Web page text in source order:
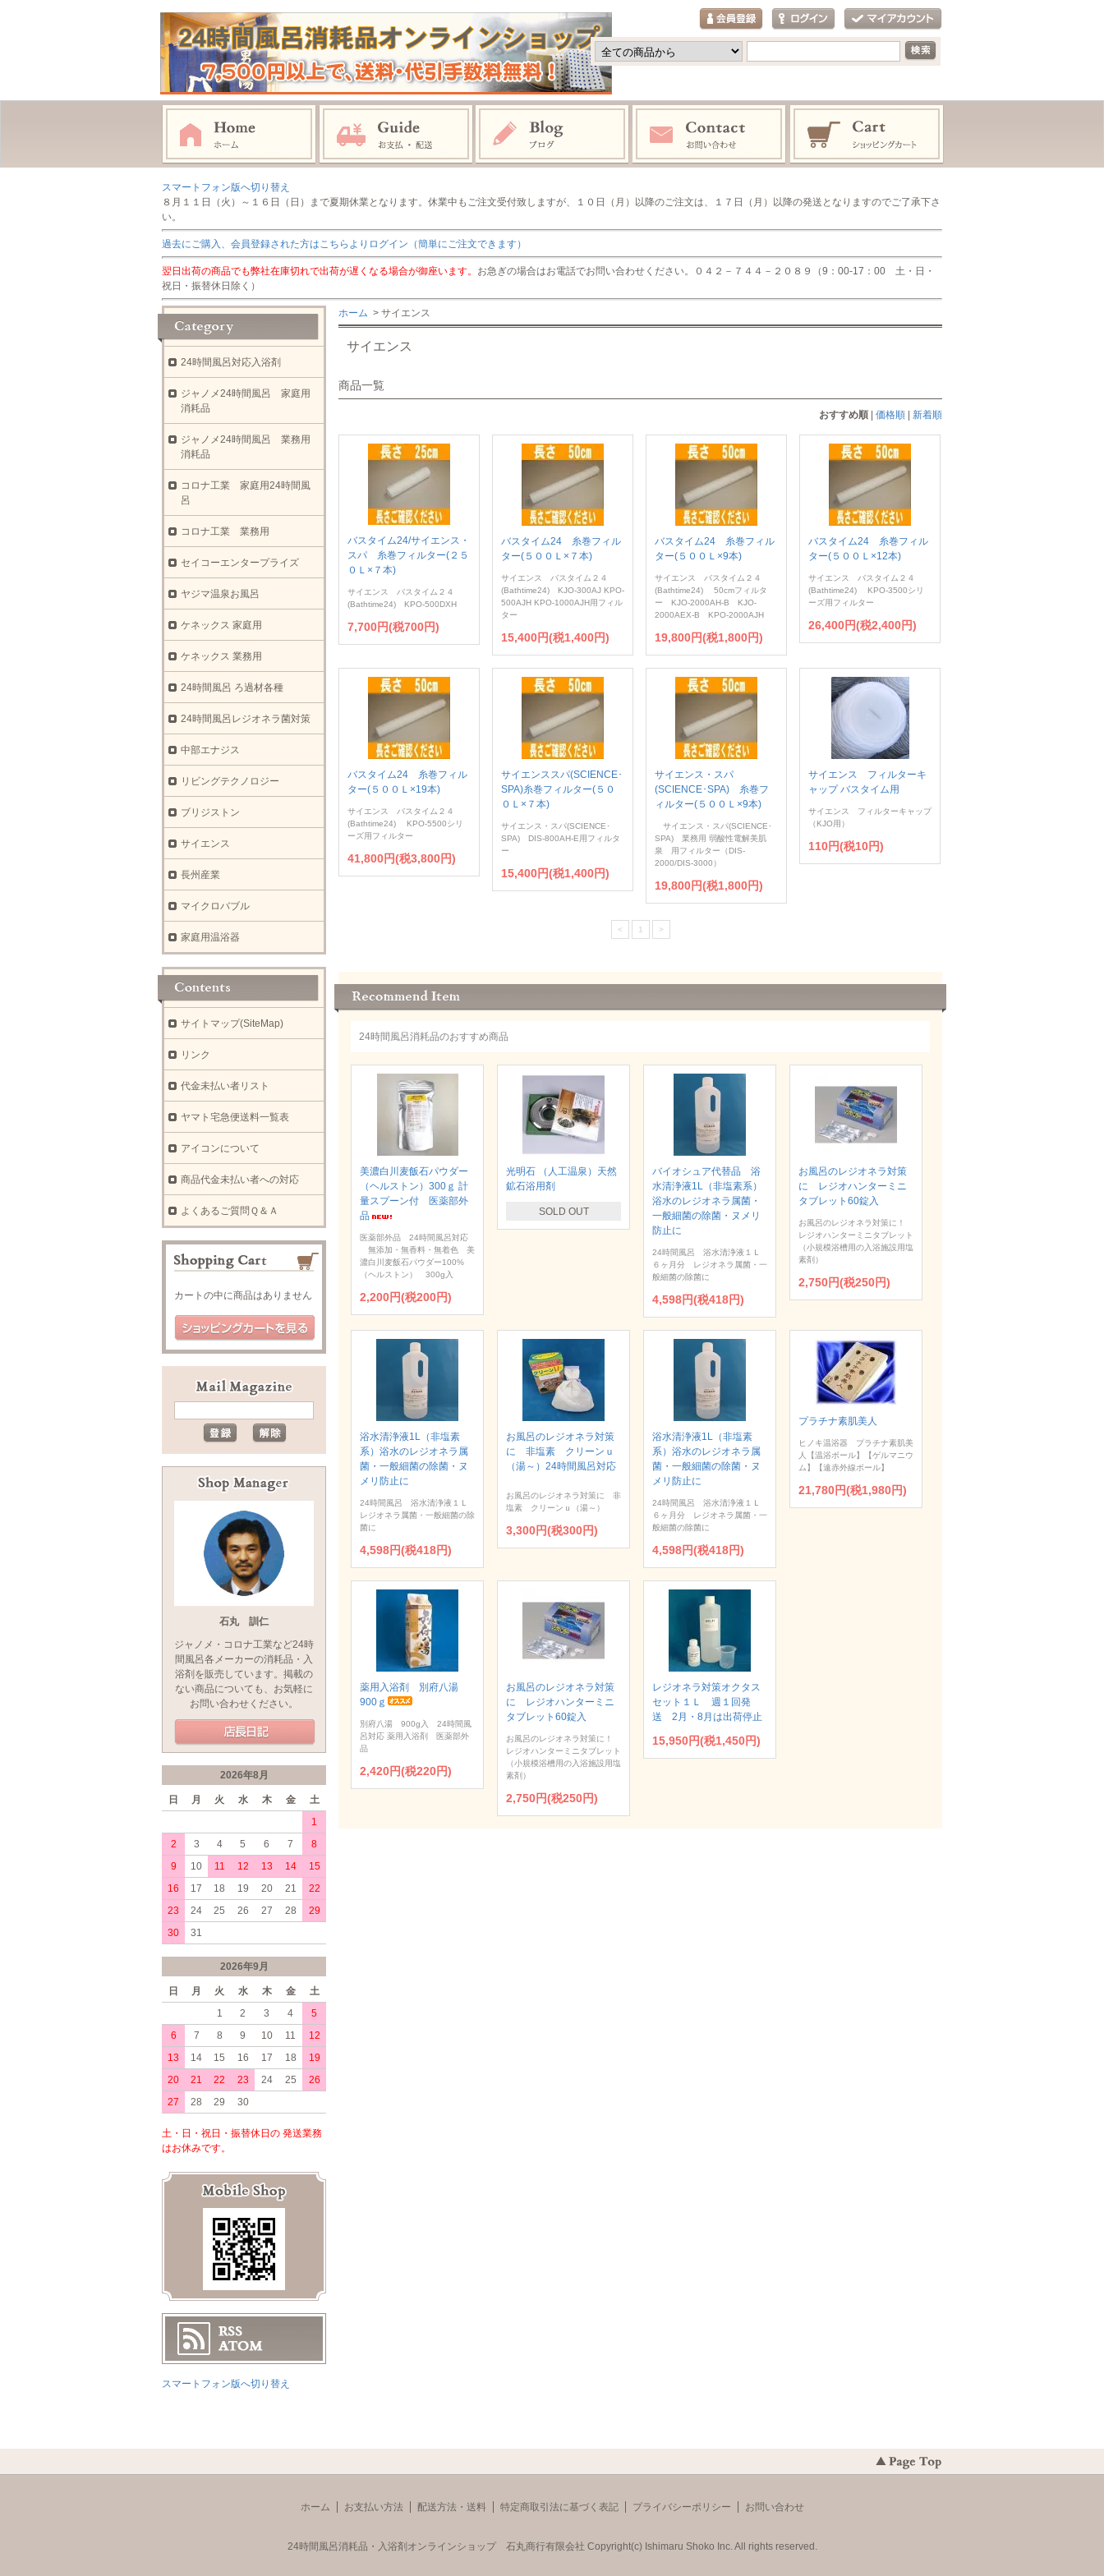
スマートフォン版へ切り替え
８月１１日（火）～１６日（日）まで夏期休業となります。休業中もご注文受付致しますが、１０日（月）以降のご注文は、１７日（月）以降の発送となりますのでご了承下さ
い。
過去にご購入、会員登録された方はこちらよりログイン（簡単にご注文できます）
翌日出荷の商品でも弊社在庫切れで出荷が遅くなる場合が御座います。 お急ぎの場合はお電話でお問い合わせください。０４２－７４４－２０８９（9：00-17：00 土・日・
祝日・振替休日除く）
ホーム > サイエンス
サイエンス
商品一覧
おすすめ順 価格順 新着順
バスタイム24/サイエンス・
スパ 糸巻フィルター(２５
０Ｌ×７本)
サイエンス バスタイム２４
(Bathtime24) KPO-500DXH
7,700円(税700円)
バスタイム24 糸巻フィル
ター(５００Ｌ×７本)
サイエンス バスタイム２４
(Bathtime24) KJO-300AJ KPO-
500AJH KPO-1000AJH用フィル
ター
15,400円(税1,400円)
バスタイム24 糸巻フィル
ター(５００Ｌ×9本)
サイエンス バスタイム２４
(Bathtime24) 50cmフィルタ
ー KJO-2000AH-B KJO-
2000AEX-B KPO-2000AJH
19,800円(税1,800円)
バスタイム24 糸巻フィル
ター(５００Ｌ×12本)
サイエンス バスタイム２４
(Bathtime24) KPO-3500シリ
ーズ用フィルター
26,400円(税2,400円)
バスタイム24 糸巻フィル
ター(５００Ｌ×19本)
サイエンス バスタイム２４
(Bathtime24) KPO-5500シリ
ーズ用フィルター
41,800円(税3,800円)
サイエンススパ(SCIENCE･
SPA)糸巻フィルター(５０
０Ｌ×７本)
サイエンス・スパ(SCIENCE･
SPA) DIS-800AH-E用フィルタ
ー
15,400円(税1,400円)
サイエンス・スパ
(SCIENCE･SPA) 糸巻フ
ィルター(５００Ｌ×9本)
サイエンス・スパ(SCIENCE･
SPA) 業務用 弱酸性電解美肌
泉 用フィルター（DIS-
2000/DIS-3000）
19,800円(税1,800円)
サイエンス フィルターキ
ャップ バスタイム用
サイエンス フィルターキャップ
（KJO用）
110円(税10円)
< 1 >
24時間風呂消耗品のおすすめ商品
美濃白川麦飯石パウダー
（ヘルストン）300ｇ 計
量スプーン付 医薬部外
品
医薬部外品 24時間風呂対応
無添加・無香料・無着色 美
濃白川麦飯石パウダー100%
（ヘルストン） 300g入
2,200円(税200円)
光明石 （人工温泉）天然
鉱石浴用剤
SOLD OUT
バイオシュア代替品 浴
水清浄液1L（非塩素系）
浴水のレジオネラ属菌・
一般細菌の除菌・ヌメリ
防止に
24時間風呂 浴水清浄液１Ｌ
６ヶ月分 レジオネラ属菌・一
般細菌の除菌に
4,598円(税418円)
お風呂のレジオネラ対策
に レジオハンターミニ
タブレット60錠入
お風呂のレジオネラ対策に！
レジオハンターミニタブレット
（小規模浴槽用の入浴施設用塩
素剤）
2,750円(税250円)
浴水清浄液1L（非塩素
系）浴水のレジオネラ属
菌・一般細菌の除菌・ヌ
メリ防止に
24時間風呂 浴水清浄液１Ｌ
レジオネラ属菌・一般細菌の除
菌に
4,598円(税418円)
お風呂のレジオネラ対策
に 非塩素 クリーンｕ
（湯～）24時間風呂対応
お風呂のレジオネラ対策に 非
塩素 クリーンｕ（湯～）
3,300円(税300円)
浴水清浄液1L（非塩素
系）浴水のレジオネラ属
菌・一般細菌の除菌・ヌ
メリ防止に
24時間風呂 浴水清浄液１Ｌ
６ヶ月分 レジオネラ属菌・一
般細菌の除菌に
4,598円(税418円)
プラチナ素肌美人
ヒノキ温浴器 プラチナ素肌美
人【温浴ボール】【ゲルマニウ
ム】【遠赤外線ボール】
21,780円(税1,980円)
薬用入浴剤 別府八湯
900ｇ
別府八湯 900g入 24時間風
呂対応 薬用入浴剤 医薬部外
品
2,420円(税220円)
お風呂のレジオネラ対策
に レジオハンターミニ
タブレット60錠入
お風呂のレジオネラ対策に！
レジオハンターミニタブレット
（小規模浴槽用の入浴施設用塩
素剤）
2,750円(税250円)
レジオネラ対策オクタス
セット１Ｌ 週１回発
送 2月・8月は出荷停止
15,950円(税1,450円)
24時間風呂対応入浴剤
ジャノメ24時間風呂 家庭用
消耗品
ジャノメ24時間風呂 業務用
消耗品
コロナ工業 家庭用24時間風
呂
コロナ工業 業務用
セイコーエンタープライズ
ヤジマ温泉お風呂
ケネックス 家庭用
ケネックス 業務用
24時間風呂 ろ過材各種
24時間風呂レジオネラ菌対策
中部エナジス
リビングテクノロジー
ブリジストン
サイエンス
長州産業
マイクロバブル
家庭用温浴器
サイトマップ(SiteMap)
リンク
代金未払い者リスト
ヤマト宅急便送料一覧表
アイコンについて
商品代金未払い者への対応
よくあるご質問Ｑ＆Ａ
カートの中に商品はありません
石丸 訓仁
ジャノメ・コロナ工業など24時
間風呂各メーカーの消耗品・入
浴剤を販売しています。掲載の
ない商品についても、お気軽に
お問い合わせください。
2026年8月
日 月 火 水 木 金
土
1
2
3 4 5 6 7
8
9
10 11 12 13 14
15
16
17 18 19 20 21
22
23
24 25 26 27 28
29
30
31
2026年9月
日 月 火 水 木 金
土
1
2 3 4
5
6
7 8 9 10 11
12
13
14 15 16 17 18
19
20
21 22 23 24 25
26
27
28 29 30
土・日・祝日・振替休日の 発送業務
はお休みです。
スマートフォン版へ切り替え
ホーム お支払い方法 配送方法・送料 特定商取引法に基づく表記 プライバシーポリシー お問い合わせ
24時間風呂消耗品・入浴剤オンラインショップ 石丸商行有限会社 Copyright(c) Ishimaru Shoko Inc. All rights reserved.